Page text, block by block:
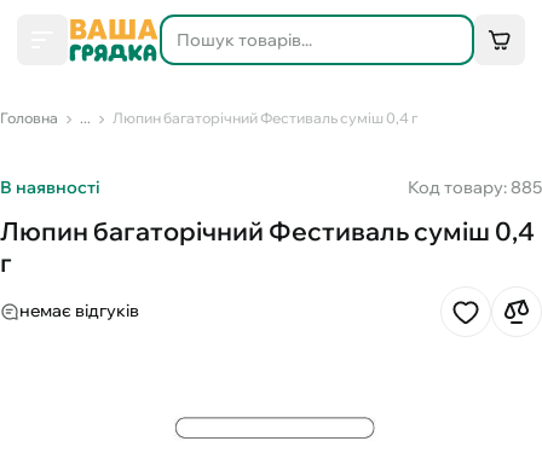
Головна ... Люпин багаторічний Фестиваль суміш 0,4 г
В наявності Код товару: 885
Люпин багаторічний Фестиваль суміш 0,4
г
немає відгуків